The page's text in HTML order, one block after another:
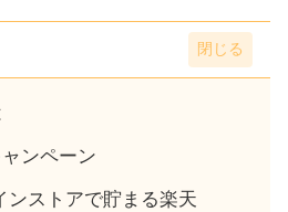
ンペーン
ンストアで貯まる楽天